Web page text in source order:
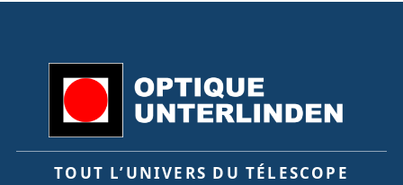
TOUT L’UNIVERS DU TÉLESCOPE